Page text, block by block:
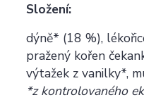
Složení:
dýně* (18 %),
pražený kořen
výtažek z vanilky*,
*z kontrolovaného